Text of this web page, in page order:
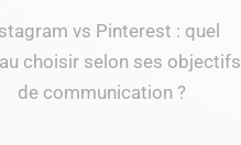
vs Pinterest : quel
choisir selon ses objectifs
de communication ?